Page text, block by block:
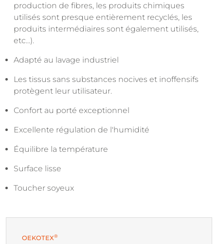
production de fibres, les produits chimiques
utilisés sont presque entièrement recyclés, les
produits intermédiaires sont également utilisés,
etc...).
Adapté au lavage industriel
Les tissus sans substances nocives et inoffensifs
protègent leur utilisateur.
Confort au porté exceptionnel
Excellente régulation de l'humidité
Équilibre la température
Surface lisse
Toucher soyeux
OEKOTEX®